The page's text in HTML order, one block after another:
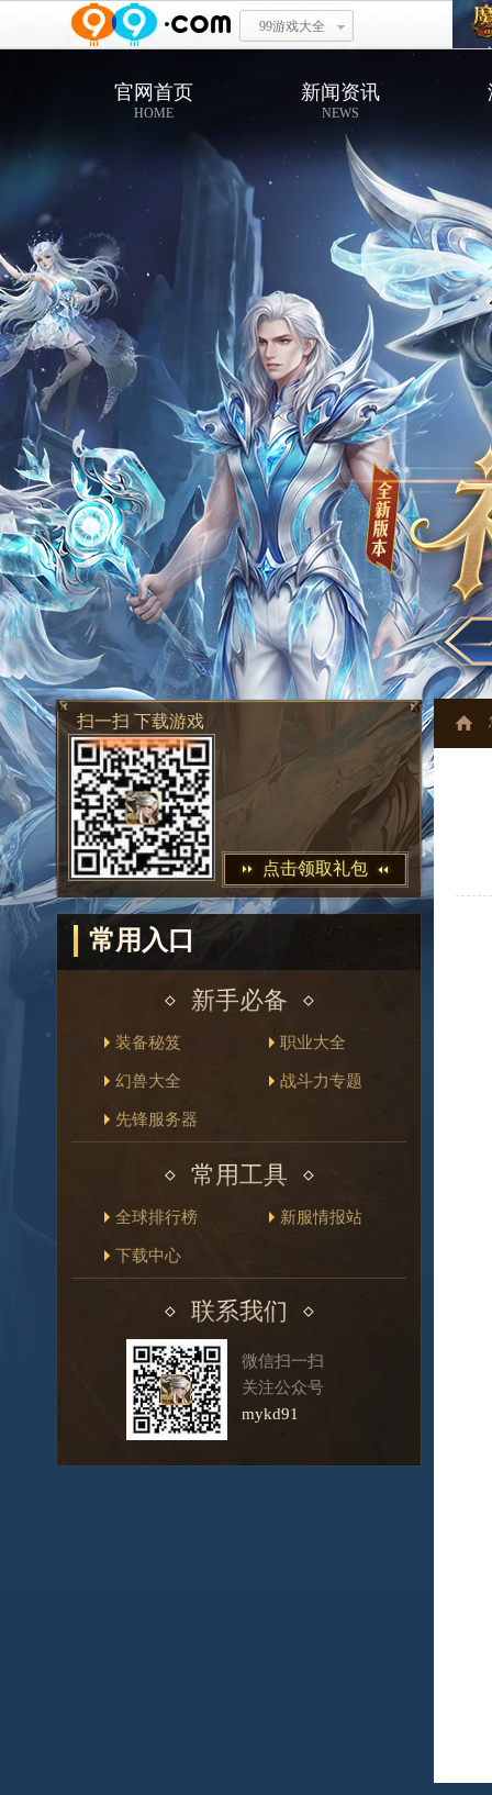
99游戏大全
官网首页
HOME
新闻资讯
NEWS
扫一扫 下载游戏
点击领取礼包
常用入口
新手必备
装备秘笈 职业大全
幻兽大全 战斗力专题
先锋服务器
常用工具
全球排行榜 新服情报站
下载中心
联系我们
微信扫一扫
关注公众号
mykd91